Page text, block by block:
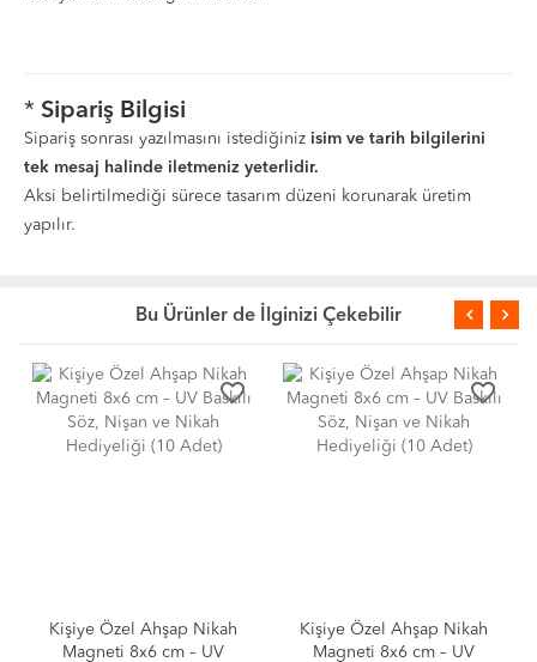
* Sipariş Bilgisi
Sipariş sonrası yazılmasını istediğiniz isim ve tarih bilgilerini
tek mesaj halinde iletmeniz yeterlidir.
Aksi belirtilmediği sürece tasarım düzeni korunarak üretim
yapılır.
Bu Ürünler de İlginizi Çekebilir
favorite_border
Kişiye Özel Ahşap Nikah
Magneti 8x6 cm – UV
favorite_border
Kişiye Özel Ahşap Nikah
Magneti 8x6 cm – UV